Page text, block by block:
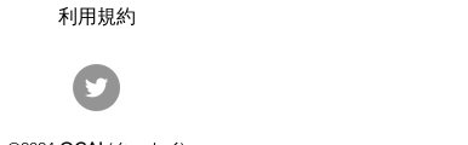
利用規約